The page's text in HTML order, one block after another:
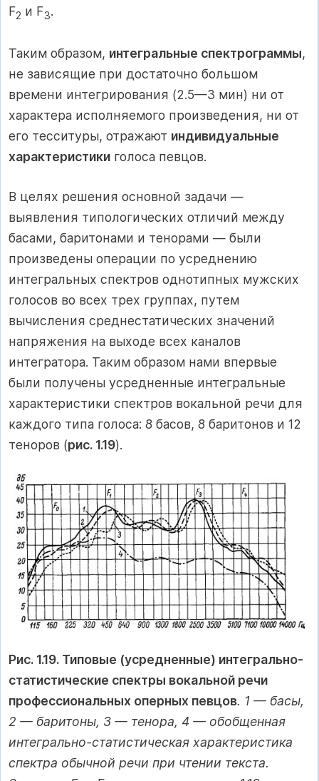
F2 и F3.
Таким образом, интегральные спектрограммы,
не зависящие при достаточно большом
времени интегрирования (2.5—3 мин) ни от
характера исполняемого произведения, ни от
его тесситуры, отражают индивидуальные
характеристики голоса певцов.
В целях решения основной задачи —
выявления типологических отличий между
басами, баритонами и тенорами — были
произведены операции по усреднению
интегральных спектров однотипных мужских
голосов во всех трех группах, путем
вычисления среднестатических значений
напряжения на выходе всех каналов
интегратора. Таким образом нами впервые
были получены усредненные интегральные
характеристики спектров вокальной речи для
каждого типа голоса: 8 басов, 8 баритонов и 12
теноров (рис. 1.19).
Рис. 1.19. Типовые (усредненные) интегрально-
статистические спектры вокальной речи
профессиональных оперных певцов. 1 — басы,
2 — баритоны, 3 — тенора, 4 — обобщенная
интегрально-статистическая характеристика
спектра обычной речи при чтении текста.